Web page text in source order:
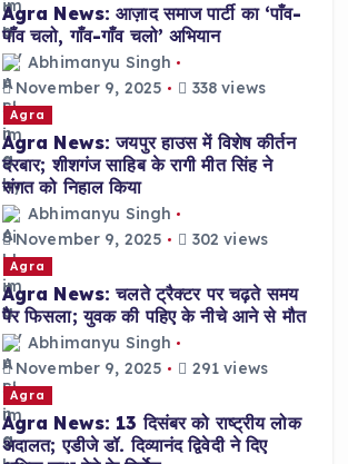
Agra News: आज़ाद समाज पार्टी का ‘पाँव-
पाँव चलो, गाँव-गाँव चलो’ अभियान
Abhimanyu Singh
November 9, 2025
338 views
Agra
Agra News: जयपुर हाउस में विशेष कीर्तन
दरबार; शीशगंज साहिब के रागी मीत सिंह ने
संगत को निहाल किया
Abhimanyu Singh
November 9, 2025
302 views
Agra
Agra News: चलते ट्रैक्टर पर चढ़ते समय
पैर फिसला; युवक की पहिए के नीचे आने से मौत
Abhimanyu Singh
November 9, 2025
291 views
Agra
Agra News: 13 दिसंबर को राष्ट्रीय लोक
अदालत; एडीजे डॉ. दिव्यानंद द्विवेदी ने दिए